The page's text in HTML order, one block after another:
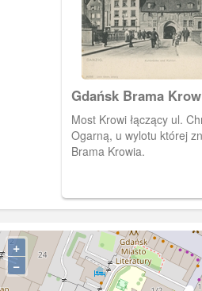
Gdańsk Brama
Krowi, Danzig
Kuhnbrücke
Most Krowi łączący ul.
Ogarną, u wylotu której
Brama Krowia.
+
−